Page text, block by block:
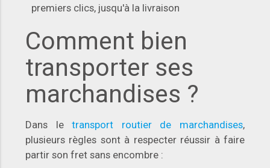
premiers clics, jusqu'à la livraison
Comment bien
transporter ses
marchandises ?
Dans letransport routier de marchandises,
plusieurs règles sont à respecter réussir à faire
partir son fret sans encombre :